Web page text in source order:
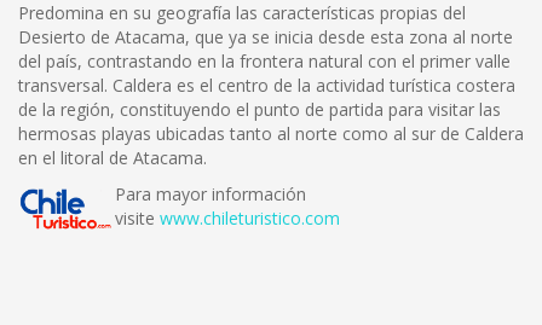
Predomina en su geografía las características propias del
Desierto de Atacama, que ya se inicia desde esta zona al norte
del país, contrastando en la frontera natural con el primer valle
transversal. Caldera es el centro de la actividad turística costera
de la región, constituyendo el punto de partida para visitar las
hermosas playas ubicadas tanto al norte como al sur de Caldera
en el litoral de Atacama.
Para mayor información
visite www.chileturistico.com